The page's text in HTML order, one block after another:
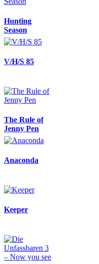
Hunting
Season
V/H/S 85
The Rule of
Jenny Pen
Anaconda
Keeper